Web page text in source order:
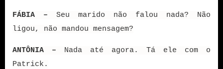
FÁBIA – Seu marido não falou nada? Não
ligou, não mandou mensagem?
ANTÔNIA – Nada até agora. Tá ele com o
Patrick.